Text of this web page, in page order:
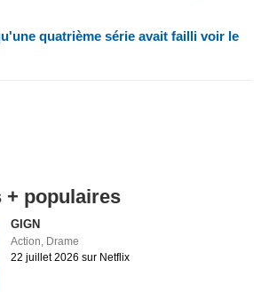
quatrième série avait failli voir le
+ populaires
GIGN
Action Drame
22 juillet 2026 sur Netflix